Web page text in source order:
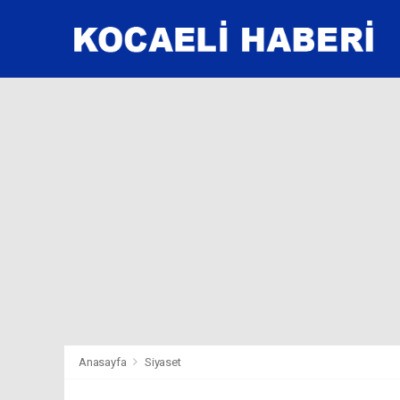
Anasayfa Siyaset